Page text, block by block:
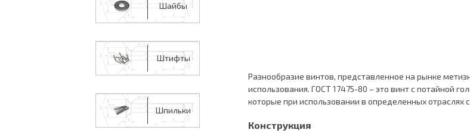
Шайбы
Штифты
Шпильки
Разнообразие винтов, представленное на рынке
использования. ГОСТ 17475-80 – это винт с потайной
которые при использовании в определенных отраслях
Конструкция